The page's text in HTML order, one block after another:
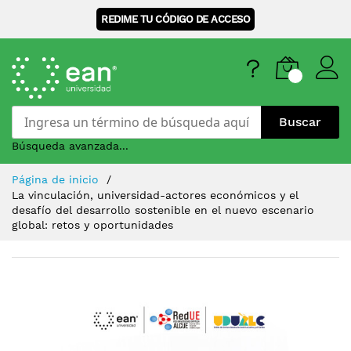
REDIME TU CÓDIGO DE ACCESO
Buscar
Búsqueda avanzada...
Skip
Content
Página de inicio
La vinculación, universidad-actores económicos y el
desafío del desarrollo sostenible en el nuevo escenario
global: retos y oportunidades